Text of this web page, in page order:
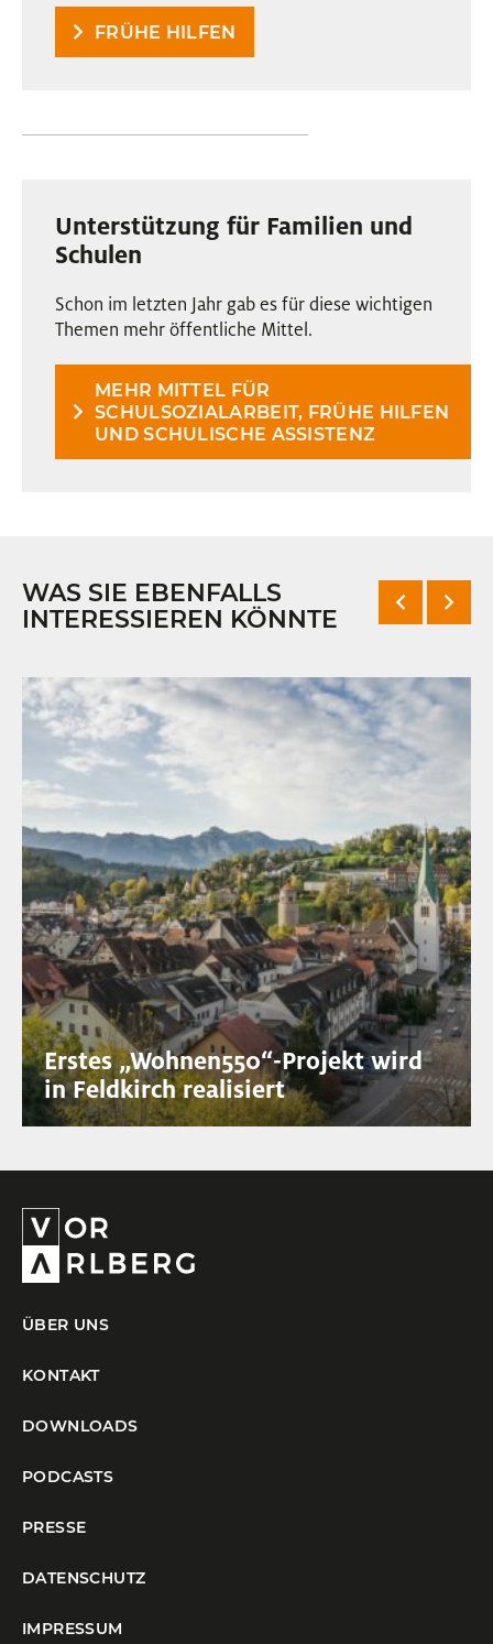
FRÜHE HILFEN
Unterstützung für Familien und
Schulen
Schon im letzten Jahr gab es für diese wichtigen
Themen mehr öffentliche Mittel.
MEHR MITTEL FÜR
SCHULSOZIALARBEIT, FRÜHE HILFEN
UND SCHULISCHE ASSISTENZ
WAS SIE EBENFALLS
INTERESSIEREN KÖNNTE
Erstes „Wohnen550“-Projekt wird
in Feldkirch realisiert
ÜBER UNS
KONTAKT
DOWNLOADS
PODCASTS
PRESSE
DATENSCHUTZ
IMPRESSUM